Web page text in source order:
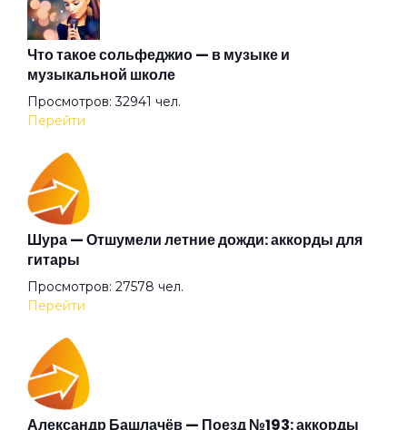
Зелёная дорожка
Зелёная лодка
Знаешь
Золотые берега
Из окна автомобиля
Когда приходит рассвет
Колечко
Что такое сольфеджио — в музыке и
музыкальной школе
Просмотров: 32941 чел.
Перейти
Шура — Отшумели летние дожди: аккорды для
гитары
Просмотров: 27578 чел.
Перейти
Александр Башлачёв — Поезд №193: аккорды